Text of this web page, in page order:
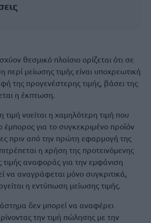
θεσμικό πλαίσιο ορίζεται ότι σε
μείωσης τιμής είναι υποχρεωτική
της προγενέστερης τιμής, βάσει της
η έκπτωση.
νοείται η χαμηλότερη τιμή που
έμπορος για το συγκεκριμένο προϊόν
πριν από την πρώτη εφαρμογή της
η χρήση της προτεινόμενης
τιμής αναφοράς για την εμφάνιση
να αναγράφεται μόνο συγκριτικά,
η εντύπωση μείωσης τιμής.
δεν μπορεί να αναφέρει
την τιμή πώλησης με την